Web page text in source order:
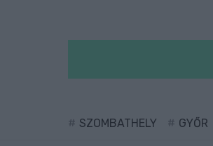
SZOMBATHELY GYŐR